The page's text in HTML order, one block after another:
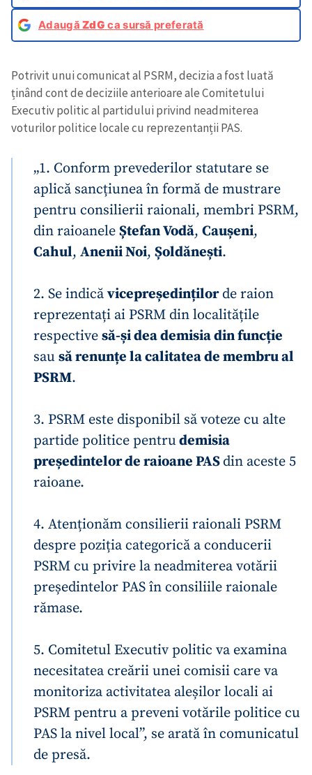
AdaugăZdG ca sursă preferată
Potrivit unui comunicat al PSRM, decizia a fost luată
ținând cont de deciziile anterioare ale Comitetului
Executiv politic al partidului privind neadmiterea
voturilor politice locale cu reprezentanții PAS.
„1. Conform prevederilor statutare se
aplică sancțiunea în formă de mustrare
pentru consilierii raionali, membri PSRM,
din raioaneleȘtefan Vodă, Caușeni,
Cahul, Anenii Noi, Șoldănești.
2. Se indicăvicepreședințilorde raion
reprezentați ai PSRM din localitățile
respectivesă-și dea demisia din funcție
sau să renunțe la calitatea de membru al
PSRM.
3. PSRM este disponibil să voteze cu alte
partide politice pentrudemisia
președintelor de raioane PASdin aceste 5
raioane.
4. Atenționăm consilierii raionali PSRM
despre poziția categorică a conducerii
PSRM cu privire la neadmiterea votării
președintelor PAS în consiliile raionale
rămase.
5. Comitetul Executiv politic va examina
necesitatea creării unei comisii care va
monitoriza activitatea aleșilor locali ai
PSRM pentru a preveni votările politice cu
PAS la nivel local”, se arată în comunicatul
de presă.